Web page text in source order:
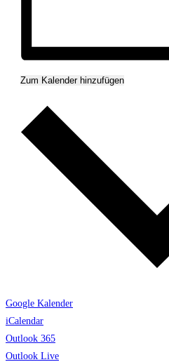
Zum Kalender hinzufügen
Google Kalender
iCalendar
Outlook 365
Outlook Live